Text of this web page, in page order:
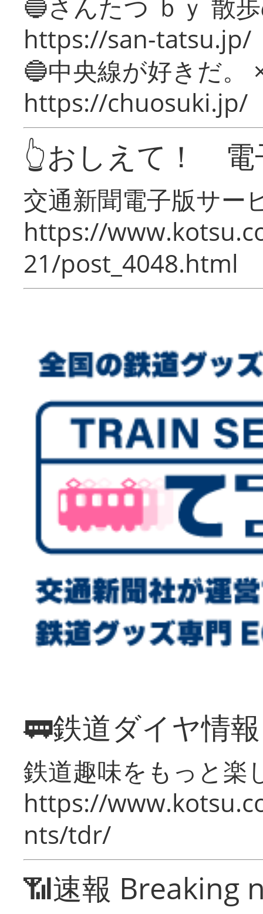
🔵さんたつ ｂｙ 散
https://san-tatsu.jp/
🔵中央線が好きだ。
https://chuosuki.jp/
👆おしえて！ 電
交通新聞電子版サー
https://
21/post_4048.html
🚃鉄道ダイヤ情
鉄道趣味をもっと楽
https://
nts/tdr/
📶速報 Breaking